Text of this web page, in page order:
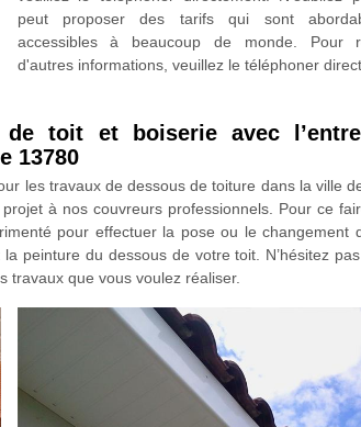
peut proposer des tarifs qui sont
accessibles à beaucoup de monde. Pour
d'autres informations, veuillez le téléphoner
toit et boiserie avec
13780
les travaux de dessous de toiture dans la ville
à nos couvreurs professionnels. Pour ce
pour effectuer la pose ou le changement
peinture du dessous de votre toit. N’hésitez
travaux que vous voulez réaliser.